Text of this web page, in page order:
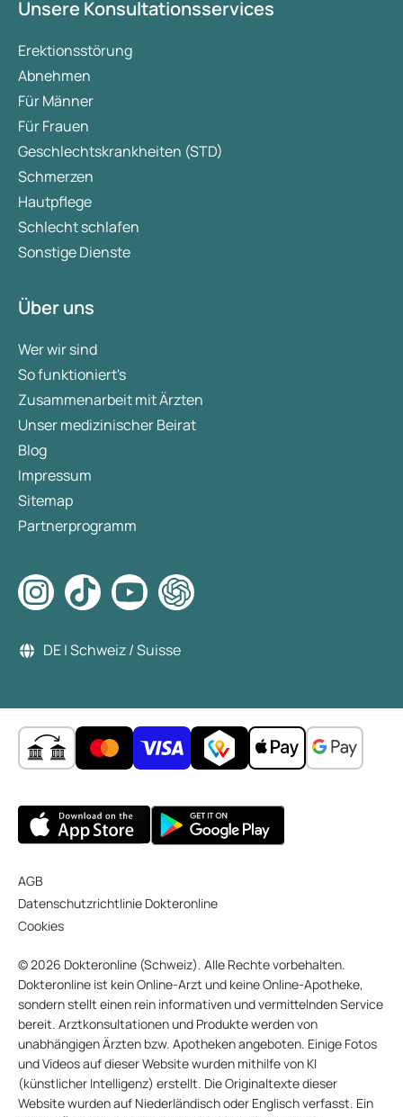
Unsere Konsultationsservices
Erektionsstörung
Abnehmen
Für Männer
Für Frauen
Geschlechtskrankheiten (STD)
Schmerzen
Hautpflege
Schlecht schlafen
Sonstige Dienste
Über uns
Wer wir sind
So funktioniert's
Zusammenarbeit mit Ärzten
Unser medizinischer Beirat
Blog
Impressum
Sitemap
Partnerprogramm
DE | Schweiz / Suisse
AGB
Datenschutzrichtlinie Dokteronline
Cookies
© 2026 Dokteronline (Schweiz). Alle Rechte vorbehalten.
Dokteronline ist kein Online-Arzt und keine Online-Apotheke,
sondern stellt einen rein informativen und vermittelnden Service
bereit. Arztkonsultationen und Produkte werden von
unabhängigen Ärzten bzw. Apotheken angeboten. Einige Fotos
und Videos auf dieser Website wurden mithilfe von KI
(künstlicher Intelligenz) erstellt. Die Originaltexte dieser
Website wurden auf Niederländisch oder Englisch verfasst. Ein